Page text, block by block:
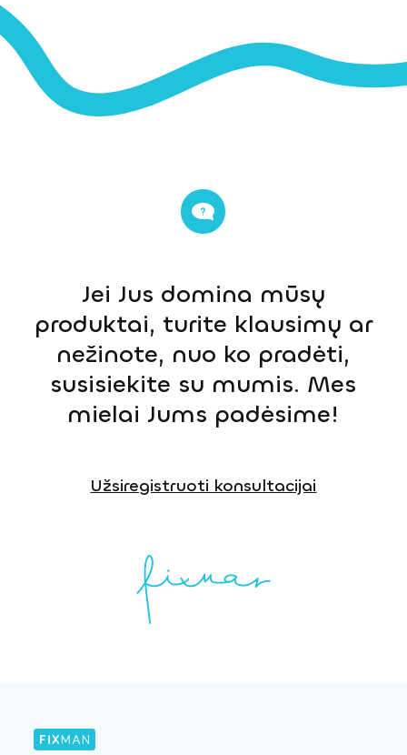
Jei Jus domina mūsų
produktai, turite klausimų ar
nežinote, nuo ko pradėti,
susisiekite su mumis. Mes
mielai Jums padėsime!
Užsiregistruoti konsultacijai